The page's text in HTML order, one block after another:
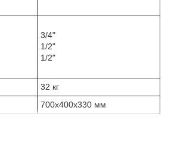
3/4"
1/2"
1/2"
32 кг
700х400х330 мм